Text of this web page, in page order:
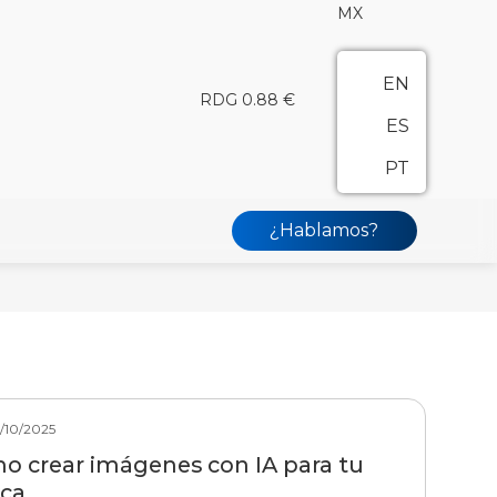
RDG 0.88 €
MX
EN
ES
PT
¿Hablamos?
10/2025
crear imágenes con IA para tu